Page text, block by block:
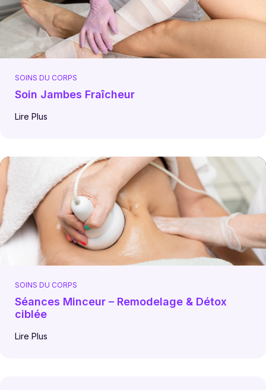
SOINS DU CORPS
Soin Jambes Fraîcheur
Lire Plus
SOINS DU CORPS
Séances Minceur – Remodelage & Détox
ciblée
Lire Plus